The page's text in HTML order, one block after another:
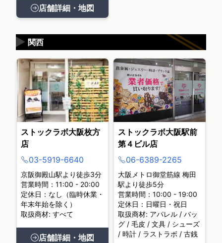
店舗詳細・地図
関西
▶
ストックラボ大阪枚方
店
03-5919-6640
京阪御殿山駅より徒歩3分
営業時間：11:00 - 20:00
定休日：なし（臨時休業・
年末年始を除く）
取扱商材: すべて
店舗詳細・地図
ストックラボ大阪駅前
第４ビル店
06-6389-2265
大阪メトロ御堂筋線 梅田
駅より徒歩5分
営業時間：10:00 - 19:00
定休日：日曜日・祝日
取扱商材: アパレル / バッ
グ / 毛皮 / 文具 / シューズ
/ 時計 / ラストラボ / 古銭